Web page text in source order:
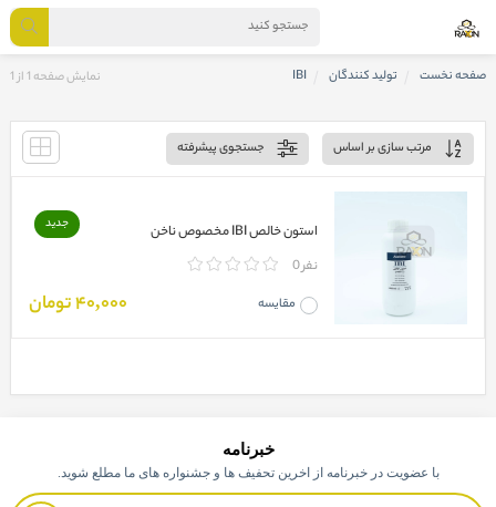
صفحه نخست تولید کنندگان IBI نمایش صفحه 1 از 1
مرتب سازی بر اساس جستجوی پیشرفته
استون خالص IBI مخصوص ناخن
0 نفر
مقایسه 40,000 تومان
جدید
خبرنامه
با عضویت در خبرنامه از اخرین تحفیف ها و جشنواره های ما مطلع شوید.